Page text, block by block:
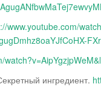
www.youtube.com/
ингредиент.